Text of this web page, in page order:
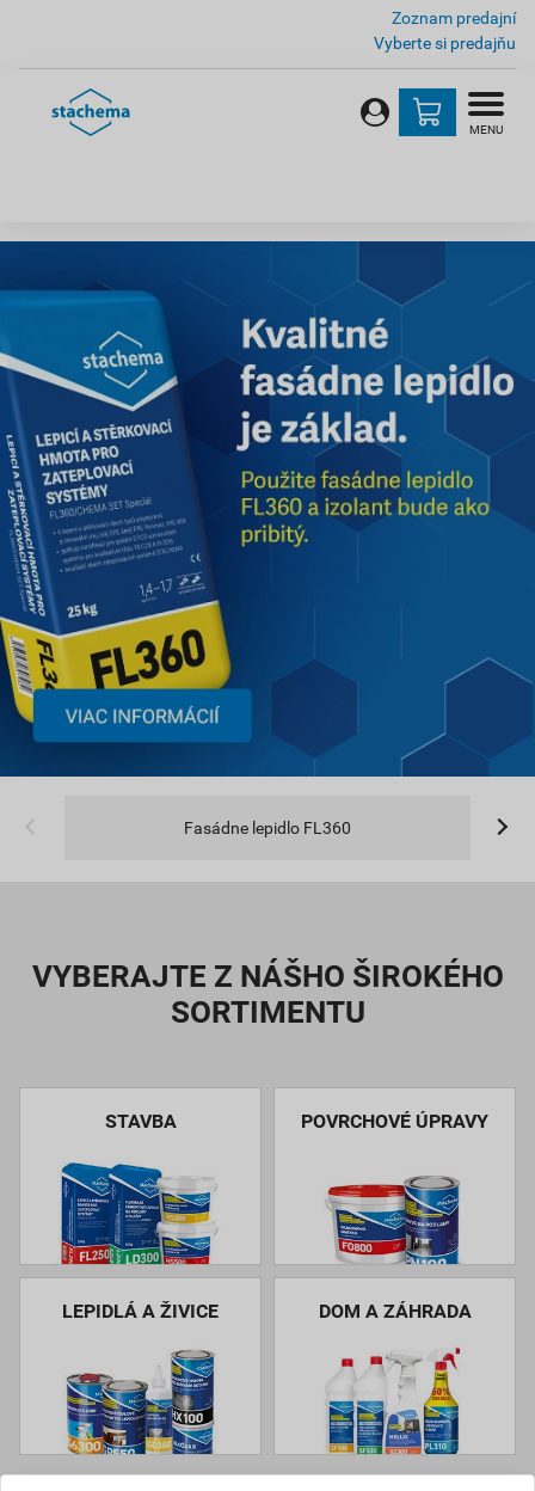
Zoznam predajní
Vyberte si predajňu
MENU
Fasádne lepidlo FL360
VYBERAJTE Z NÁŠHO ŠIROKÉHO
SORTIMENTU
STAVBA POVRCHOVÉ ÚPRAVY
LEPIDLÁ A ŽIVICE DOM A ZÁHRADA